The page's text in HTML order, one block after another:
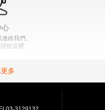
心
絡我們。
按這裡.
多